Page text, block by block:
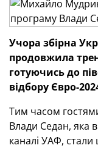
Учора збірна
продовжила
готуючись до
відбору Євро-
Тим часом
Влади Седан, яка
каналі УАФ,